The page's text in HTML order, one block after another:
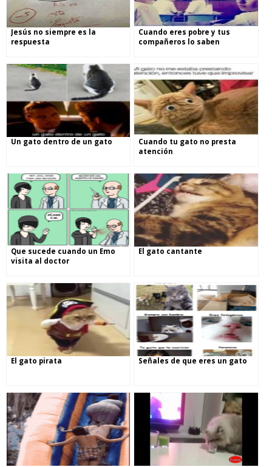
Jesús no siempre es la
respuesta
Cuando eres pobre y tus
compañeros lo saben
Un gato dentro de un gato
Cuando tu gato no presta
atención
Que sucede cuando un Emo
visita al doctor
El gato cantante
El gato pirata Señales de que eres un gato